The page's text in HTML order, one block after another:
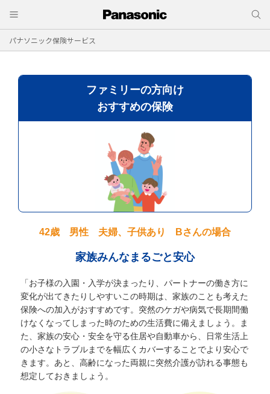
パナソニック保険サービス
ファミリーの方向け
おすすめの保険
42歳 男性 夫婦、子供あり Bさんの場合
家族みんなまるごと安心
「お子様の入園・入学が決まったり、パートナーの働き方に
変化が出てきたりしやすいこの時期は、家族のことも考えた
保険への加入がおすすめです。突然のケガや病気で長期間働
けなくなってしまった時のための生活費に備えましょう。ま
た、家族の安心・安全を守る住居や自動車から、日常生活上
の小さなトラブルまでを幅広くカバーすることでより安心で
きます。 あと、高齢になった両親に突然介護が訪れる事態も
想定しておきましょう。